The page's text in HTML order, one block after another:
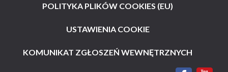
POLITYKA PLIKÓW COOKIES (EU)
USTAWIENIA COOKIE
KOMUNIKAT ZGŁOSZEŃ WEWNĘTRZNYCH